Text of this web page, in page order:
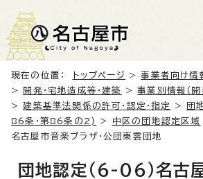
現在の位置： トップページ >事業者向け情
>
開発・宅地造成等・建築 >事業別情報（開
>建築基準法関係の許可・認定・指定 >
団
86条・第86条の2)
> 中区の団地認定区域
名古屋市音楽プラザ・公団東雲団地
団地認定（6-06）名古